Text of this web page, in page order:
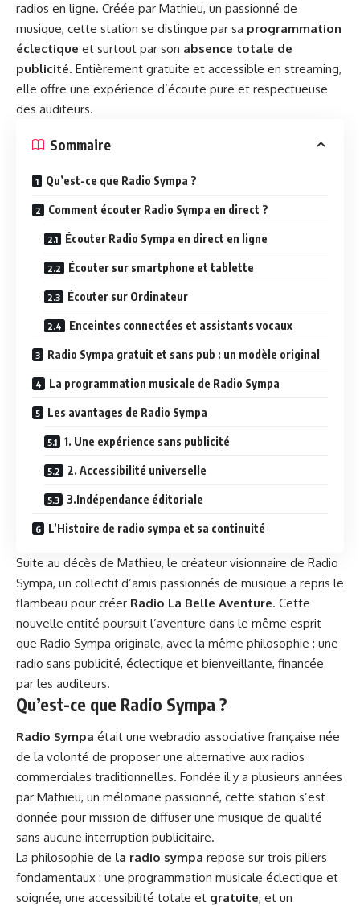
radios en ligne. Créée par Mathieu, un passionné de
musique, cette station se distingue par sa programmation
éclectique et surtout par son absence totale de
publicité. Entièrement gratuite et accessible en streaming,
elle offre une expérience d’écoute pure et respectueuse
des auditeurs.
Sommaire
Qu’est-ce que Radio Sympa ?
Comment écouter Radio Sympa en direct ?
Écouter Radio Sympa en direct en ligne
Écouter sur smartphone et tablette
Écouter sur Ordinateur
Enceintes connectées et assistants vocaux
Radio Sympa gratuit et sans pub : un modèle original
La programmation musicale de Radio Sympa
Les avantages de Radio Sympa
1. Une expérience sans publicité
2. Accessibilité universelle
3.Indépendance éditoriale
L’Histoire de radio sympa et sa continuité
Suite au décès de Mathieu, le créateur visionnaire de Radio
Sympa, un collectif d’amis passionnés de musique a repris le
flambeau pour créer Radio La Belle Aventure. Cette
nouvelle entité poursuit l’aventure dans le même esprit
que Radio Sympa originale, avec la même philosophie : une
radio sans publicité, éclectique et bienveillante, financée
par les auditeurs.
Qu’est-ce que Radio Sympa ?
Radio Sympa était une webradio associative française née
de la volonté de proposer une alternative aux radios
commerciales traditionnelles. Fondée il y a plusieurs années
par Mathieu, un mélomane passionné, cette station s’est
donnée pour mission de diffuser une musique de qualité
sans aucune interruption publicitaire.
La philosophie de la radio sympa repose sur trois piliers
fondamentaux : une programmation musicale éclectique et
soignée, une accessibilité totale et gratuite, et un